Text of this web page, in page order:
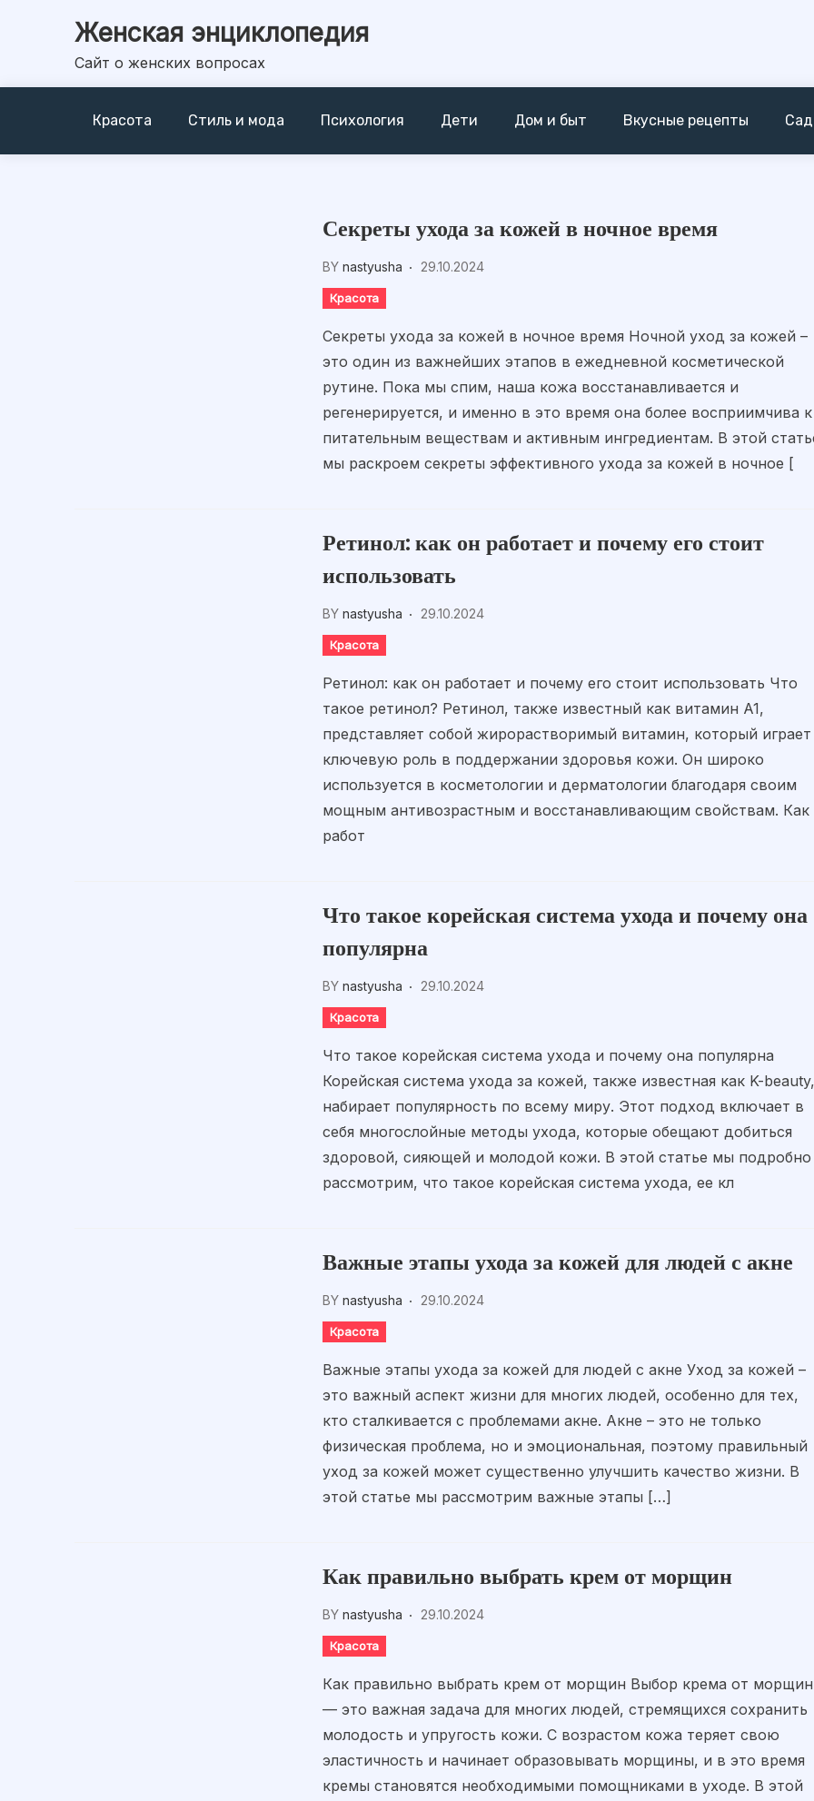
Женская энциклопедия
Сайт о женских вопросах
Красота Стиль и мода Психология Дети Дом и быт Вкусные рецепты
Секреты ухода за кожей в ночное время
BY nastyusha 29.10.2024
Красота
Секреты ухода за кожей в ночное время Ночной уход за кожей –
это один из важнейших этапов в ежедневной косметической
рутине. Пока мы спим, наша кожа восстанавливается и
регенерируется, и именно в это время она более восприимчива к
питательным веществам и активным ингредиентам. В этой
мы раскроем секреты эффективного ухода за кожей в ночное [
Ретинол: как он работает и почему его стоит
использовать
BY nastyusha 29.10.2024
Красота
Ретинол: как он работает и почему его стоит использовать Что
такое ретинол? Ретинол, также известный как витамин A1,
представляет собой жирорастворимый витамин, который играет
ключевую роль в поддержании здоровья кожи. Он широко
используется в косметологии и дерматологии благодаря своим
мощным антивозрастным и восстанавливающим свойствам. Как
работ
Что такое корейская система ухода и почему она
популярна
BY nastyusha 29.10.2024
Красота
Что такое корейская система ухода и почему она популярна
Корейская система ухода за кожей, также известная как K-
набирает популярность по всему миру. Этот подход включает в
себя многослойные методы ухода, которые обещают добиться
здоровой, сияющей и молодой кожи. В этой статье мы подробно
рассмотрим, что такое корейская система ухода, ее кл
Важные этапы ухода за кожей для людей с акне
BY nastyusha 29.10.2024
Красота
Важные этапы ухода за кожей для людей с акне Уход за кожей –
это важный аспект жизни для многих людей, особенно для тех,
кто сталкивается с проблемами акне. Акне – это не только
физическая проблема, но и эмоциональная, поэтому правильный
уход за кожей может существенно улучшить качество жизни. В
этой статье мы рассмотрим важные этапы […]
Как правильно выбрать крем от морщин
BY nastyusha 29.10.2024
Красота
Как правильно выбрать крем от морщин Выбор крема от морщин
— это важная задача для многих людей, стремящихся сохранить
молодость и упругость кожи. С возрастом кожа теряет свою
эластичность и начинает образовывать морщины, и в это время
кремы становятся необходимыми помощниками в уходе. В этой